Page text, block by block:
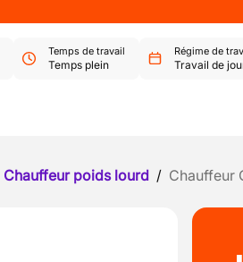
Temps de travail
Temps plein
Régime de
Travail de
Chauffeur poids lourd / Chauffeur